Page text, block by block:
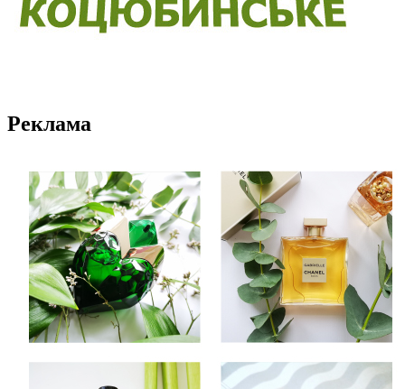
Реклама